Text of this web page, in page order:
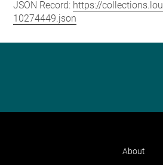
JSON Record: https://
10274449.json
About